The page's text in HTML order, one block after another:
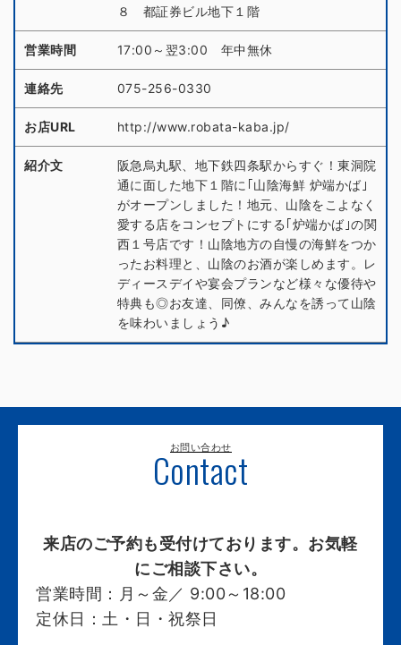
８ 都証券ビル地下１階
営業時間 17:00～翌3:00 年中無休
連絡先 075-256-0330
お店URL http://www.robata-kaba.jp/
紹介文
阪急烏丸駅、地下鉄四条駅からすぐ！東洞院
通に面した地下１階に｢山陰海鮮 炉端かば｣
がオープンしました！地元、山陰をこよなく
愛する店をコンセプトにする｢炉端かば｣の関
西１号店です！山陰地方の自慢の海鮮をつか
ったお料理と、山陰のお酒が楽しめます。レ
ディースデイや宴会プランなど様々な優待や
特典も◎お友達、同僚、みんなを誘って山陰
を味わいましょう♪
お問い合わせ
Contact
来店のご予約も受付けております。お気軽
にご相談下さい。
営業時間：
月～金／ 9:00～18:00
定休日： 土・日・祝祭日